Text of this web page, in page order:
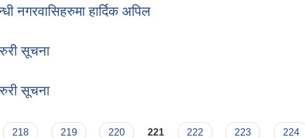
नगरवासिहरुमा हार्दिक अपिल
सूचना
सूचना
218 219 220 221 222 223 224